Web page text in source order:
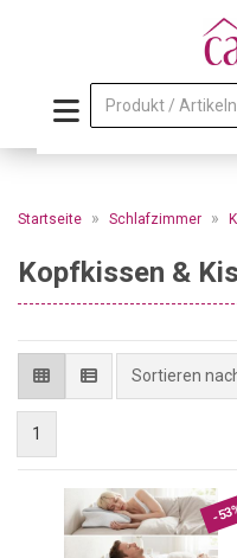
Startseite » Schlafzimmer »
Kopfkissen &
Sortieren
1
-